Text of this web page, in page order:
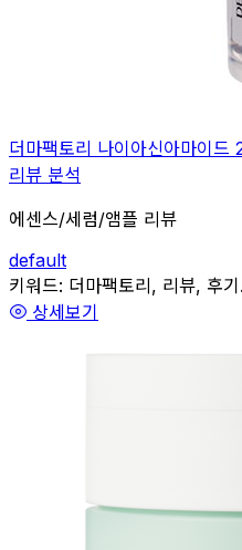
더마팩토리 나이아신아마이
리뷰 분석
에센스/세럼/앰플 리뷰
default
관련
키워드: 더마팩토리, 리뷰, 후기
상세보기